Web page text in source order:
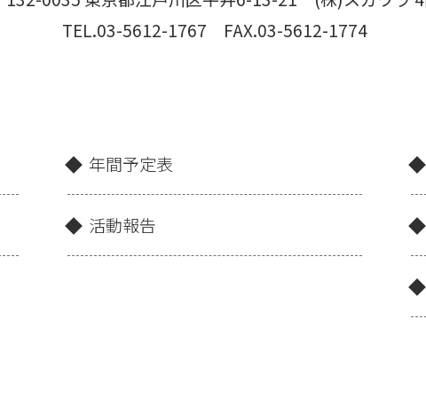
TEL.03-5612-1767 FAX.03-5612-1774
年間予定表
活動報告